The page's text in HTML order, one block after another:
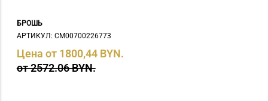
БРОШЬ
АРТИКУЛ: СM00700226773
Цена от 1800,44 BYN.
от 2572.06 BYN.